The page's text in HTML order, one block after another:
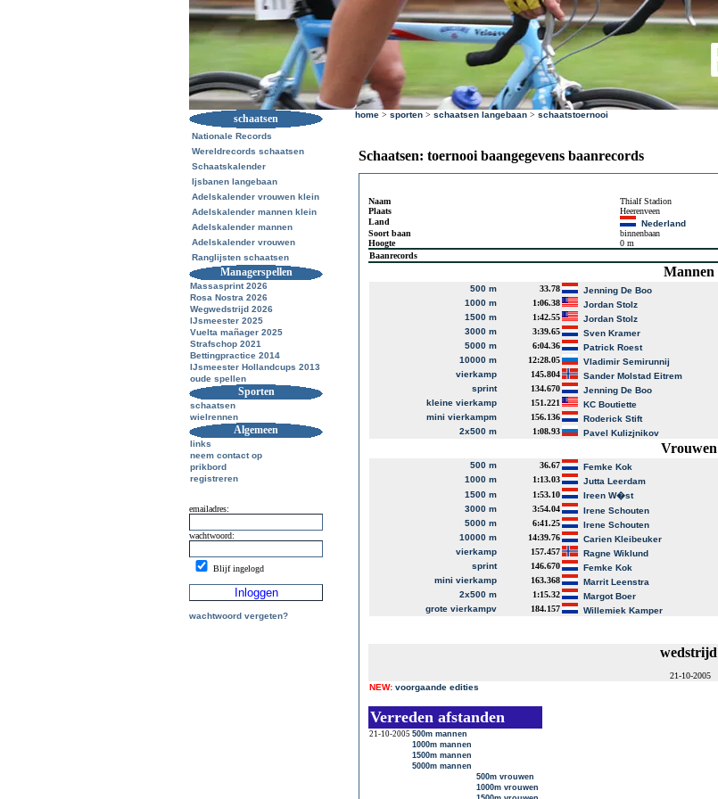
schaatsen
Nationale Records
Wereldrecords schaatsen
Schaatskalender
Ijsbanen langebaan
Adelskalender vrouwen klein
Adelskalender mannen klein
Adelskalender mannen
Adelskalender vrouwen
Ranglijsten schaatsen
Managerspellen
Massasprint 2026
Rosa Nostra 2026
Wegwedstrijd 2026
IJsmeester 2025
Vuelta mañager 2025
Strafschop 2021
Bettingpractice 2014
IJsmeester Hollandcups 2013
oude spellen
Sporten
schaatsen
wielrennen
Algemeen
links
neem contact op
prikbord
registreren
emailadres:
wachtwoord:
Blijf ingelogd
wachtwoord vergeten?
home > sporten > schaatsen langebaan > schaatstoernooi
Schaatsen: toernooi baangegevens baanrecords
Naam
Thialf Stadion
Plaats
Heerenveen
Land
Nederland
Soort baan
binnenbaan
Hoogte
0 m
Baanrecords
Mannen
500 m 33.78 Jenning De Boo
1000 m
1:06.38 Jordan Stolz
1500 m
1:42.55 Jordan Stolz
3000 m
3:39.65 Sven Kramer
5000 m
6:04.36 Patrick Roest
10000 m
12:28.05 Vladimir Semirunnij
vierkamp
145.804 Sander Molstad Eitrem
sprint
134.670 Jenning De Boo
kleine vierkamp
151.221 KC Boutiette
mini vierkampm
156.136 Roderick Stift
2x500 m
1:08.93 Pavel Kulizjnikov
Vrouwen
500 m 36.67 Femke Kok
1000 m
1:13.03 Jutta Leerdam
1500 m
1:53.10 Ireen W�st
3000 m
3:54.04 Irene Schouten
5000 m
6:41.25 Irene Schouten
10000 m
14:39.76 Carien Kleibeuker
vierkamp
157.457 Ragne Wiklund
sprint
146.670 Femke Kok
mini vierkamp
163.368 Marrit Leenstra
2x500 m
1:15.32 Margot Boer
grote vierkampv
184.157 Willemiek Kamper
wedstrijd
21-10-2005
NEW: voorgaande edities
Verreden afstanden
21-10-2005 500m mannen
1000m mannen
1500m mannen
5000m mannen
500m vrouwen
1000m vrouwen